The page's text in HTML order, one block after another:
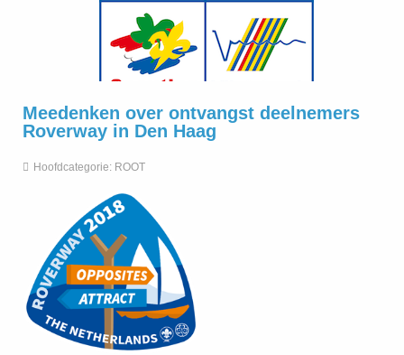
Meedenken over ontvangst deelnemers
Roverway in Den Haag
Hoofdcategorie: ROOT